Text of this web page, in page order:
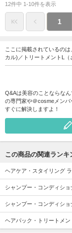
12件中 1-10件を表示
1
ここに掲載されているの
カル)／トリートメントL（
Q&Aは美容のことならな
の専門家や＠cosmeメン
すぐに解決しますよ！
この商品の関連ランキ
ヘアケア・スタイリング
シャンプー・コンディシ
シャンプー・コンディシ
ヘアパック・トリートメ